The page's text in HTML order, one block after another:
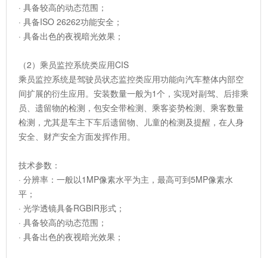
· 具备较高的动态范围；
· 具备ISO 26262功能安全；
· 具备出色的夜视暗光效果；
（2）乘员监控系统类应用CIS
乘员监控系统是驾驶员状态监控类应用功能向汽车整体内部空
间扩展的衍生应用。安装数量一般为1个，实现对副驾、后排乘
员、遗留物的检测，包安全带检测、乘客姿势检测、乘客数量
检测，尤其是车主下车后遗留物、儿童的检测及提醒，在人身
安全、财产安全方面发挥作用。
技术参数：
· 分辨率：一般以1MP像素水平为主，最高可到5MP像素水
平；
· 光学透镜具备RGBIR形式；
· 具备较高的动态范围；
· 具备出色的夜视暗光效果；